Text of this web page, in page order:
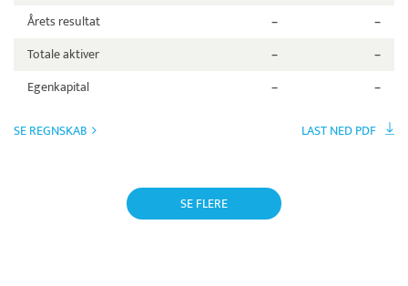
Årets resultat
–
–
Totale aktiver
–
–
Egenkapital
– –
SE REGNSKAB LAST NED PDF
SE FLERE